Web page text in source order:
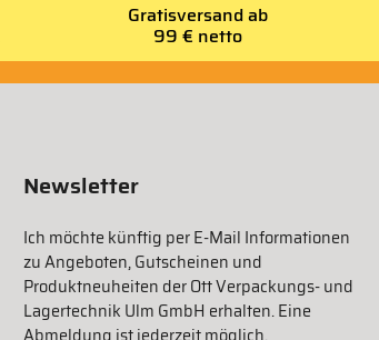
Gratisversand ab
99 € netto
Newsletter
Ich möchte künftig per E-Mail Informationen
zu Angeboten, Gutscheinen und
Produktneuheiten der Ott Verpackungs- und
Lagertechnik Ulm GmbH erhalten. Eine